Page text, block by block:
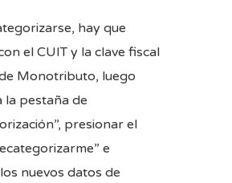
hay que
el CUIT y la clave fiscal
Monotributo, luego
la pestaña de
presionar el
e
nuevos datos de